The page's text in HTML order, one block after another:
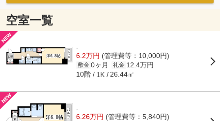
空室一覧
-
6.2万円 (管理費等：10,000円)
敷金 0ヶ月 礼金 12.4万円
10階 1K 26.44㎡
-
6.26万円 (管理費等：5,840円)